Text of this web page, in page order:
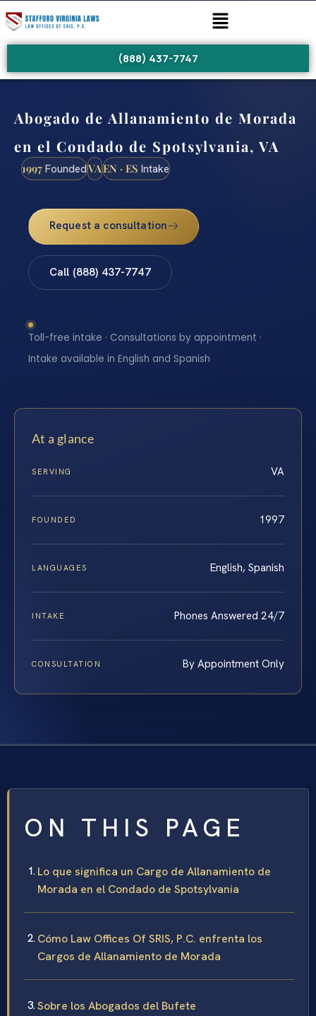
(888) 437-7747
Abogado de Allanamiento de Morada
en el Condado de Spotsylvania, VA
1997 FoundedVAEN · ES Intake
Request a consultation
Call (888) 437-7747
Toll-free intake · Consultations by appointment ·
Intake available in English and Spanish
At a glance
SERVING VA
FOUNDED 1997
LANGUAGES English, Spanish
INTAKE Phones Answered 24/7
CONSULTATION By Appointment Only
ON THIS PAGE
Lo que significa un Cargo de Allanamiento de
Morada en el Condado de Spotsylvania
Cómo Law Offices Of SRIS, P.C. enfrenta los
Cargos de Allanamiento de Morada
Sobre los Abogados del Bufete